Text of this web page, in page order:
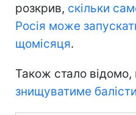
розкрив, скільки
Росія може
щомісяця.
Також стало
знищуватиме